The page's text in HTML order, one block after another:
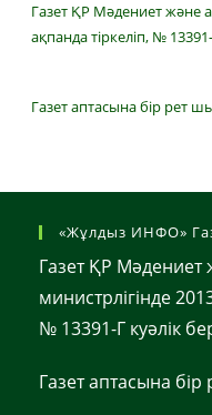
Газет ҚР Мәдениет және
ақпанда тіркеліп, № 13391-
Газет аптасына бір рет
«Жұлдыз ИНФО»
Газет ҚР Мәдениет
министрлігінде
№ 13391-Г куәлік
Газет аптасына